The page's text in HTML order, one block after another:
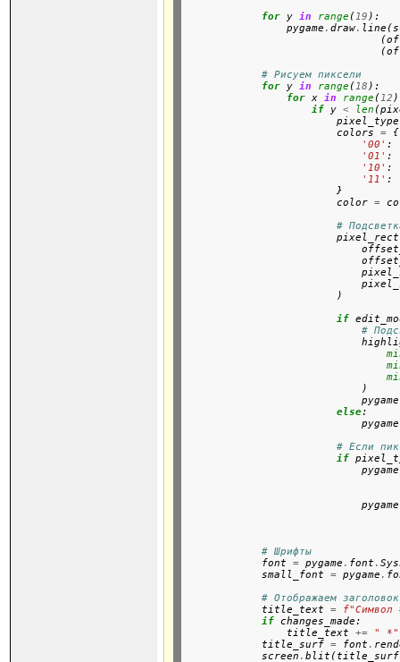
for y in range (19):
                pygame
.draw.
# Рисуем пиксели
for y in range (18):
for x in range (12
if y < len
                        colors
=
{
'00' :
'01' :
'10' :
'11' :
                        }
                        color
=
#
                        )
if
#
                            )
                            pygame
else:
                            pygame
# Если
if
                            pygame
                            pygame
# Шрифты
            font
= pygame . font .
            small_font
= pygame .
# Отображаем заголовок
            title_text
=
f"Символ
if changes_made:
                title_text
+=
" *"
            title_surf
= font .
            screen
.